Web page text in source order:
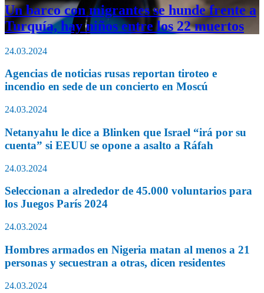
Un barco con migrantes se hunde frente a
Turquía, hay niños entre los 22 muertos
24.03.2024
Agencias de noticias rusas reportan tiroteo e
incendio en sede de un concierto en Moscú
24.03.2024
Netanyahu le dice a Blinken que Israel “irá por su
cuenta” si EEUU se opone a asalto a Ráfah
24.03.2024
Seleccionan a alrededor de 45.000 voluntarios para
los Juegos París 2024
24.03.2024
Hombres armados en Nigeria matan al menos a 21
personas y secuestran a otras, dicen residentes
24.03.2024